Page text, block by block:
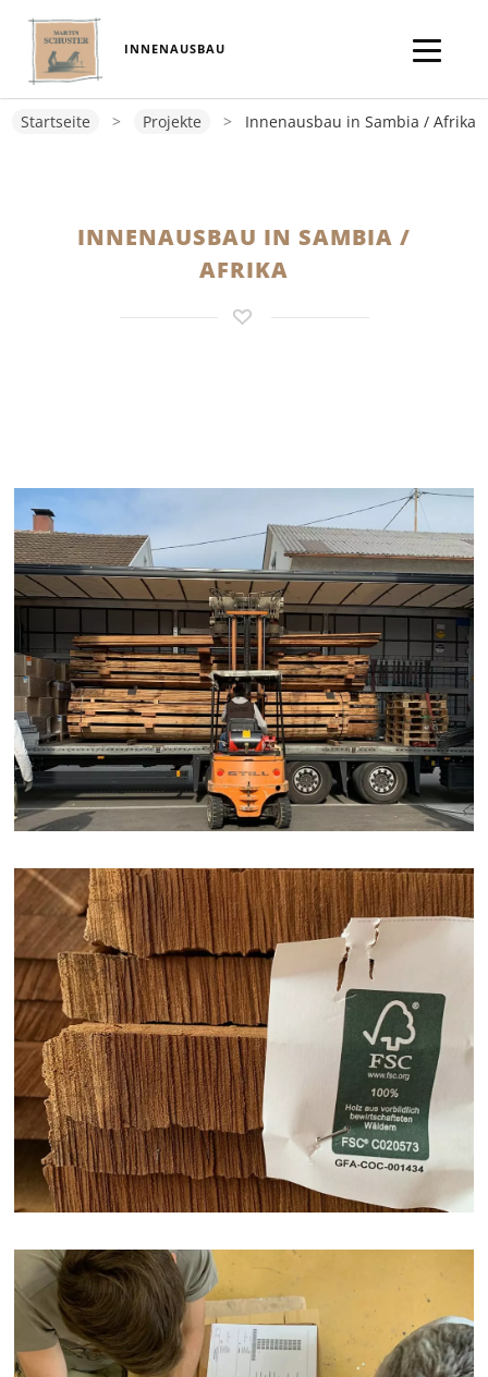
INNENAUSBAU
Startseite > Projekte > Innenausbau in Sambia / Afrika
INNENAUSBAU IN SAMBIA /
AFRIKA